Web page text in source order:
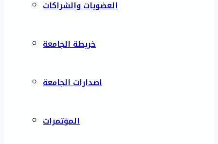
العضويات والشراكات
خريطة الجامعة
اصدارات الجامعة
المؤتمرات